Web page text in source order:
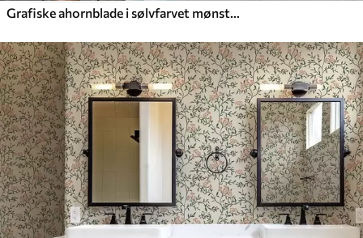
Grafiske ahornblade i sølvfarvet mønster på grå baggrund